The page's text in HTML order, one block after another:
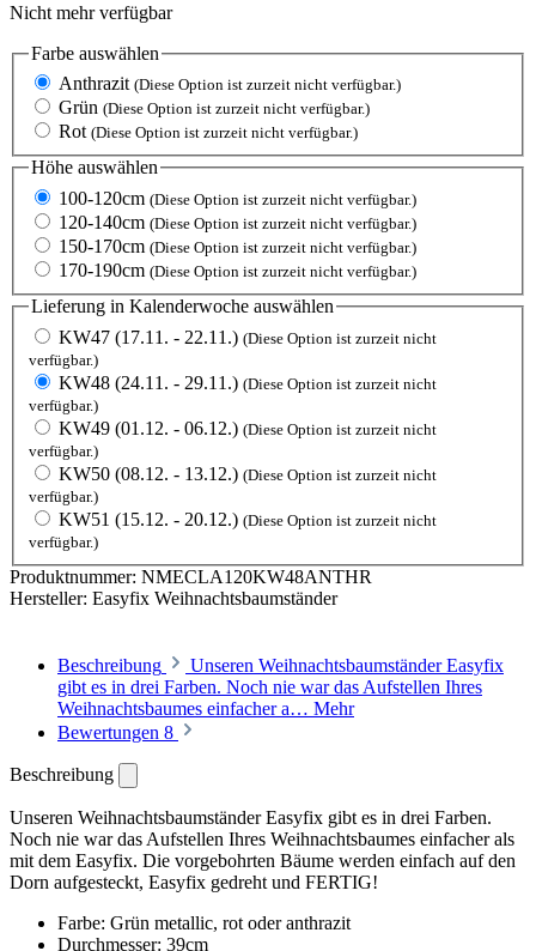
Nicht mehr verfügbar
Farbe auswählen
Anthrazit (Diese Option ist zurzeit nicht verfügbar.)
Grün (Diese Option ist zurzeit nicht verfügbar.)
Rot (Diese Option ist zurzeit nicht verfügbar.)
Höhe auswählen
100-120cm (Diese Option ist zurzeit nicht verfügbar.)
120-140cm (Diese Option ist zurzeit nicht verfügbar.)
150-170cm (Diese Option ist zurzeit nicht verfügbar.)
170-190cm (Diese Option ist zurzeit nicht verfügbar.)
Lieferung in Kalenderwoche auswählen
KW47 (17.11. - 22.11.) (Diese Option ist zurzeit nicht
verfügbar.)
KW48 (24.11. - 29.11.) (Diese Option ist zurzeit nicht
verfügbar.)
KW49 (01.12. - 06.12.) (Diese Option ist zurzeit nicht
verfügbar.)
KW50 (08.12. - 13.12.) (Diese Option ist zurzeit nicht
verfügbar.)
KW51 (15.12. - 20.12.) (Diese Option ist zurzeit nicht
verfügbar.)
Produktnummer: NMECLA120KW48ANTHR
Hersteller: Easyfix Weihnachtsbaumständer
Beschreibung
Unseren Weihnachtsbaumständer Easyfix
gibt es in drei Farben. Noch nie war das Aufstellen Ihres
Weihnachtsbaumes einfacher a… Mehr
Bewertungen 8
Beschreibung
Unseren Weihnachtsbaumständer Easyfix gibt es in drei Farben.
Noch nie war das Aufstellen Ihres Weihnachtsbaumes einfacher als
mit dem Easyfix. Die vorgebohrten Bäume werden einfach auf den
Dorn aufgesteckt, Easyfix gedreht und FERTIG!
Farbe: Grün metallic, rot oder anthrazit
Durchmesser: 39cm